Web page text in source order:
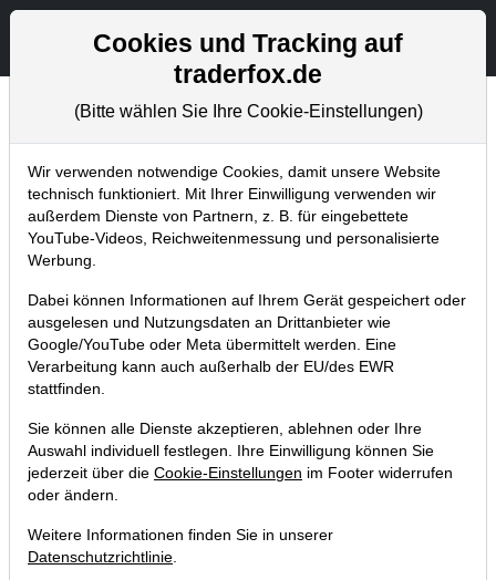
Aktien- und Artikelsuche
Chartanalysen
Home Blog Chartanalysen
Chartanalyse Dollar General: Dieser
Einzelhändler zeigt sich von Amazon
unbeeindruckt!
23.05.2017 um 11:12 Uhr | P. Uhlschmied
Cookies und Tracking auf
traderfox.de
(Bitte wählen Sie Ihre Cookie-Einstellungen)
Wir verwenden notwendige Cookies, damit unsere Website
technisch funktioniert. Mit Ihrer Einwilligung verwenden wir
außerdem Dienste von Partnern, z. B. für eingebettete
YouTube-Videos, Reichweitenmessung und personalisierte
Werbung.
Dabei können Informationen auf Ihrem Gerät gespeichert oder
ausgelesen und Nutzungsdaten an Drittanbieter wie
Google/YouTube oder Meta übermittelt werden. Eine
Verarbeitung kann auch außerhalb der EU/des EWR
stattfinden.
Sie können alle Dienste akzeptieren, ablehnen oder Ihre
Auswahl individuell festlegen. Ihre Einwilligung können Sie
jederzeit über die Cookie-Einstellungen im Footer widerrufen
oder ändern.
Weitere Informationen finden Sie in unserer
Datenschutzrichtlinie.